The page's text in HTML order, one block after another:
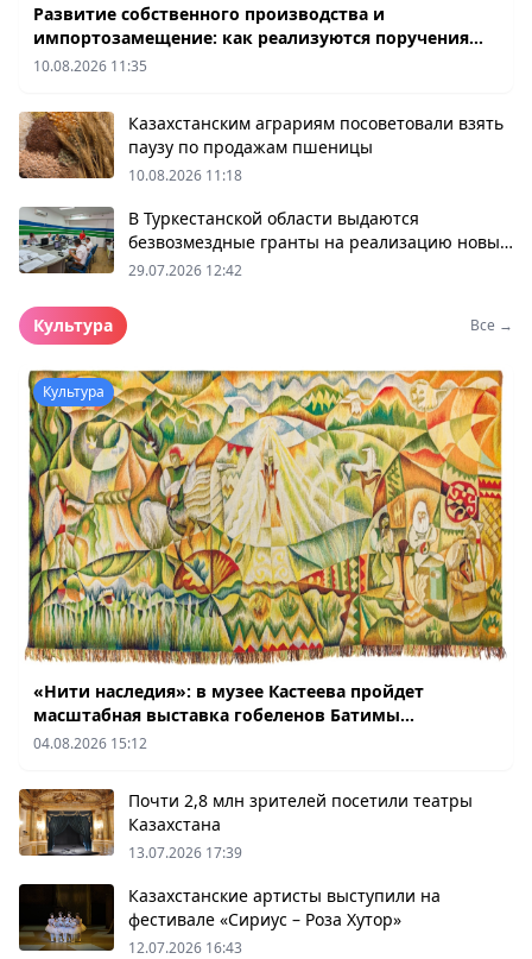
Развитие собственного производства и
импортозамещение: как реализуются поручения
Президента по усилению мер поддержки
10.08.2026 11:35
Казахстанским аграриям посоветовали взять
паузу по продажам пшеницы
10.08.2026 11:18
В Туркестанской области выдаются
безвозмездные гранты на реализацию новыз
бизнес-идей
29.07.2026 12:42
Культура Все →
Культура
«Нити наследия»: в музее Кастеева пройдет
масштабная выставка гобеленов Батимы
Заурбековой
04.08.2026 15:12
Почти 2,8 млн зрителей посетили театры
Казахстана
13.07.2026 17:39
Казахстанские артисты выступили на
фестивале «Сириус – Роза Хутор»
12.07.2026 16:43